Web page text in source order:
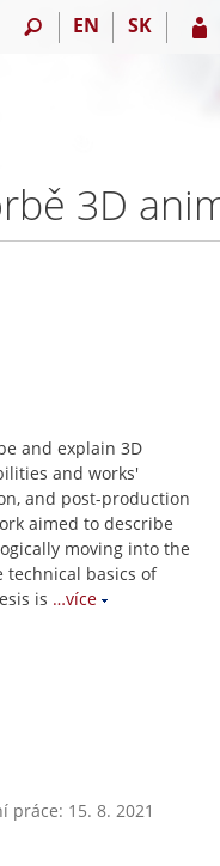
EN SK
and explain 3D
and works'
and post-production
aimed to describe
moving into the
basics of
is …více
práce: 15. 8. 2021